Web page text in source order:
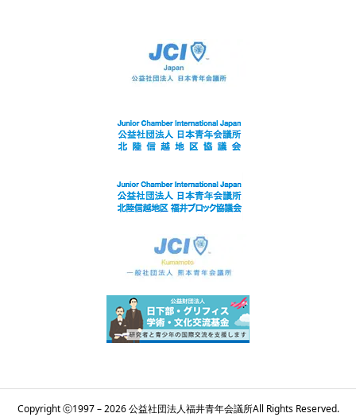
Copyright ⓒ1997 – 2026 公益社団法人福井青年会議所All Rights Reserved.